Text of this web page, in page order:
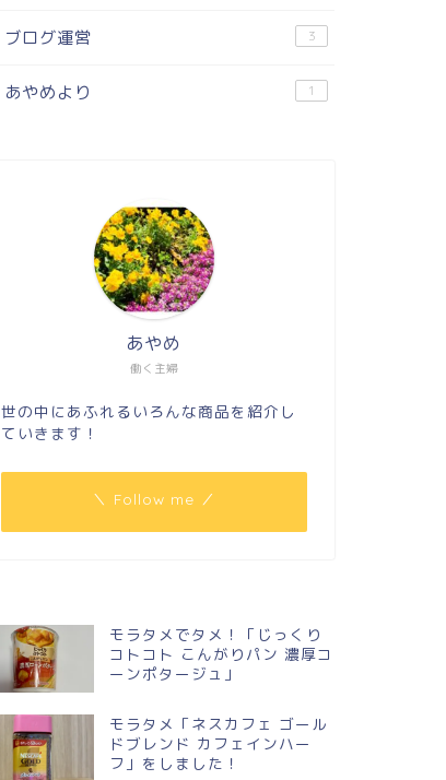
ブログ運営 3
あやめより 1
働く主婦
あやめ
世の中にあふれるいろんな商品を紹介し
ていきます！
＼ Follow me ／
モラタメでタメ！「じっくり
コトコト こんがりパン 濃厚コ
ーンポタージュ」
モラタメ「ネスカフェ ゴール
ドブレンド カフェインハー
フ」をしました！